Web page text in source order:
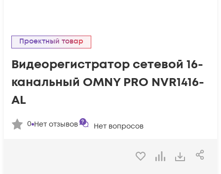
Проектный товар
Видеорегистратор сетевой 16-
канальный OMNY PRO NVR1416-
AL
0 Нет отзывов Нет вопросов